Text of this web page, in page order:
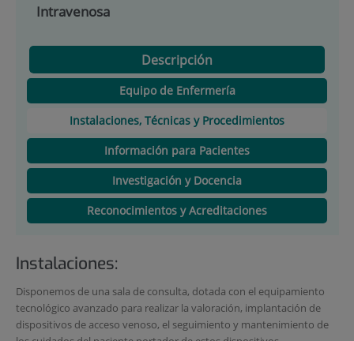
Intravenosa
Descripción
Equipo de Enfermería
Instalaciones, Técnicas y Procedimientos
Información para Pacientes
Investigación y Docencia
Reconocimientos y Acreditaciones
Instalaciones:
Disponemos de una sala de consulta, dotada con el equipamiento
tecnológico avanzado para realizar la valoración, implantación de
dispositivos de acceso venoso, el seguimiento y mantenimiento de